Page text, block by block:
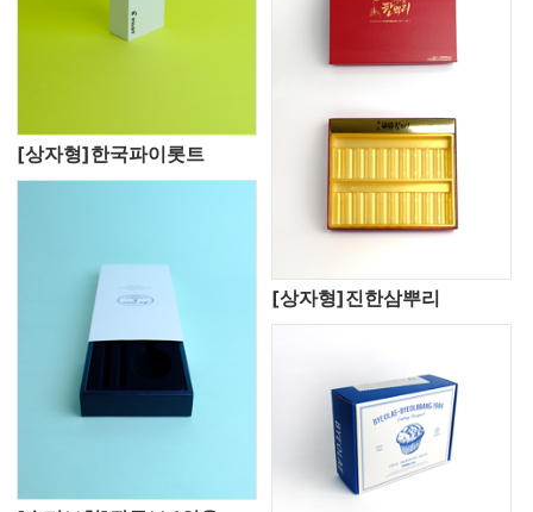
[상자형]한국파이롯트
[상자형]진한삼뿌리